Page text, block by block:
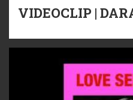
VIDEOCLIP |